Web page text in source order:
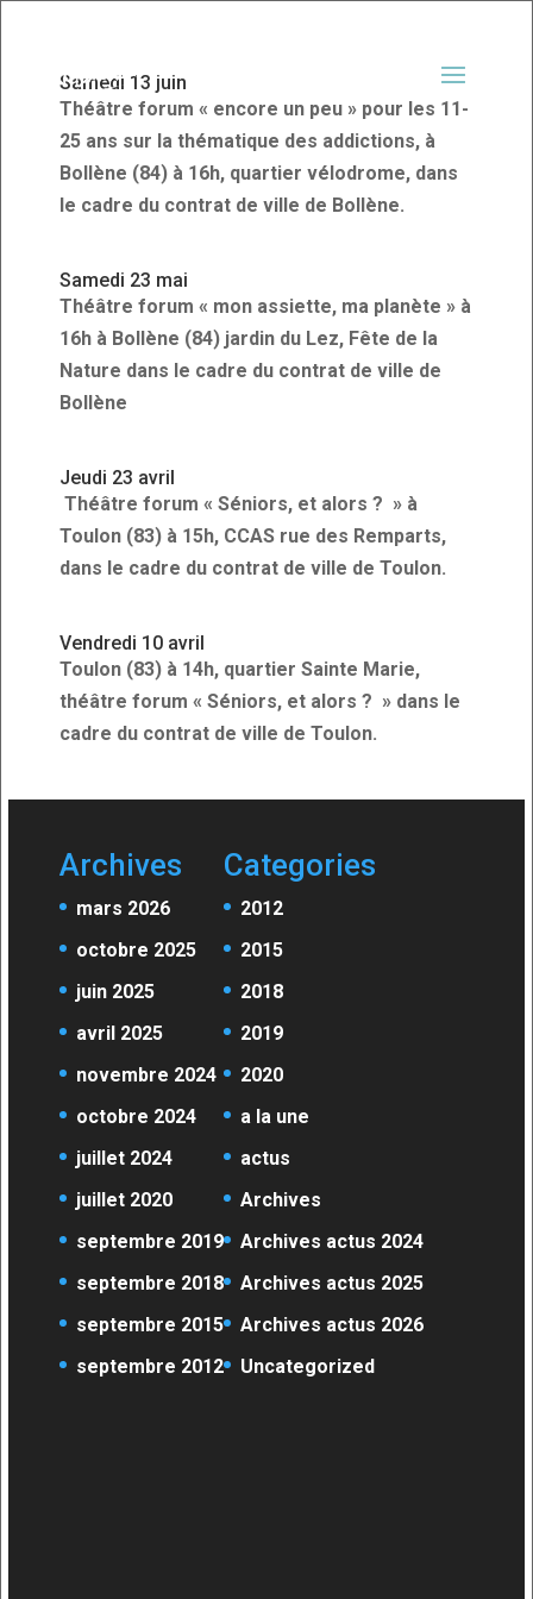
Samedi 13 juin
Théâtre forum « encore un peu » pour les 11-
25 ans sur la thématique des addictions, à
Bollène (84) à 16h, quartier vélodrome, dans
le cadre du contrat de ville de Bollène.
Samedi 23 mai
Théâtre forum « mon assiette, ma planète » à
16h à Bollène (84) jardin du Lez, Fête de la
Nature dans le cadre du contrat de ville de
Bollène
Jeudi 23 avril
Théâtre forum « Séniors, et alors ? » à
Toulon (83) à 15h, CCAS rue des Remparts,
dans le cadre du contrat de ville de Toulon.
Vendredi 10 avril
Toulon (83) à 14h, quartier Sainte Marie,
théâtre forum « Séniors, et alors ? » dans le
cadre du contrat de ville de Toulon.
Archives
mars 2026
octobre 2025
juin 2025
avril 2025
novembre 2024
octobre 2024
juillet 2024
juillet 2020
septembre 2019
septembre 2018
septembre 2015
septembre 2012
Categories
2012
2015
2018
2019
2020
a la une
actus
Archives
Archives actus 2024
Archives actus 2025
Archives actus 2026
Uncategorized